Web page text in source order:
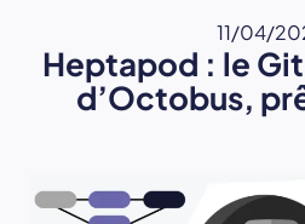
11/04/
Heptapod : le
d’Octobus,